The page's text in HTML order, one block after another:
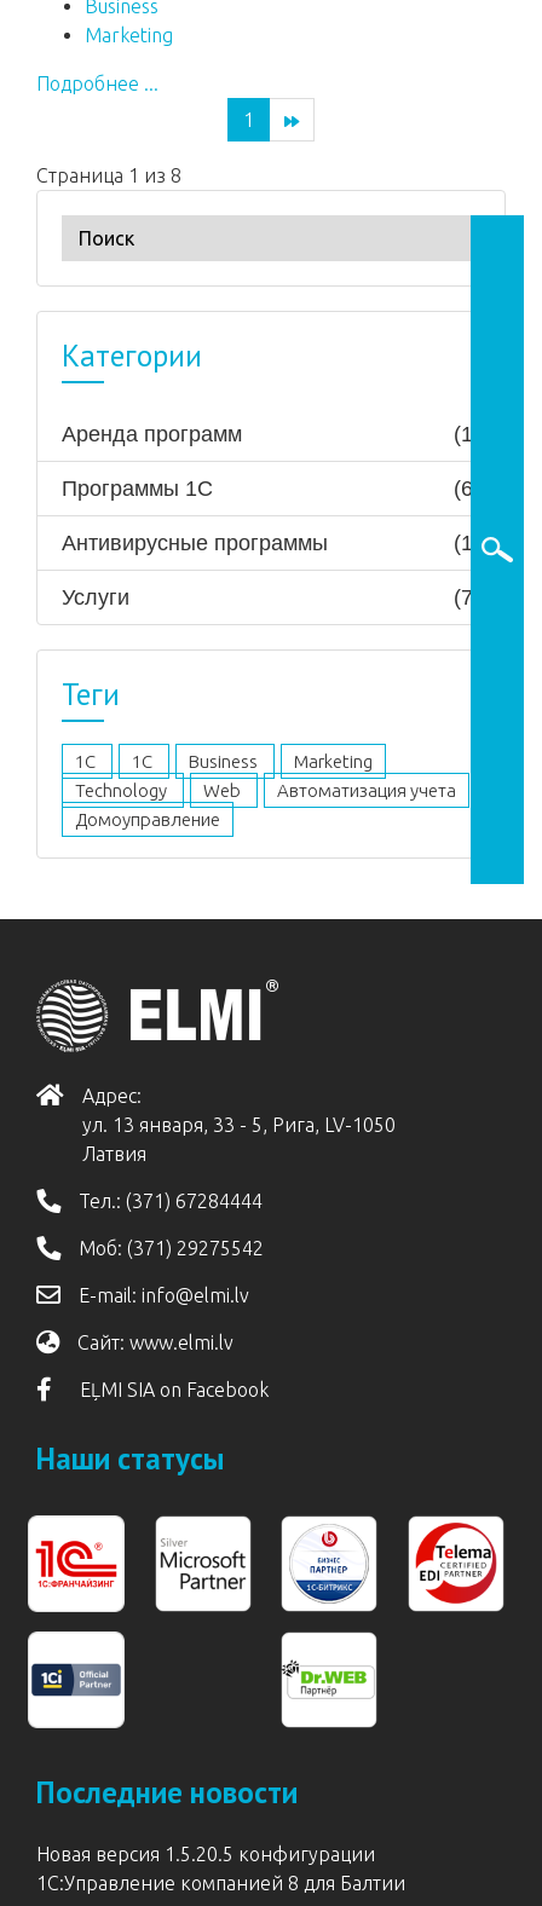
Business
Marketing
Подробнее ...
1
Страница 1 из 8
Категории
Аренда программ (1)
Программы 1С (6)
Антивирусные программы (1)
Услуги (7)
Теги
1C 1С Business
Marketing
Technology
Web
Автоматизация учета
Домоуправление
Адрес:
ул. 13 января, 33 - 5, Рига, LV-1050
Латвия
Тел.: (371) 67284444
Моб: (371) 29275542
E-mail: info@elmi.lv
Сайт: www.elmi.lv
EĻMI SIA on Facebook
Наши статусы
Последние новости
Новая версия 1.5.20.5 конфигурации
1С:Управление компанией 8 для Балтии